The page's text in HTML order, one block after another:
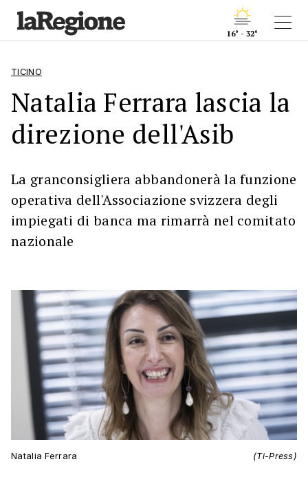
16° - 32°
TICINO
Natalia Ferrara lascia la
direzione dell'Asib
La granconsigliera abbandonerà la funzione
operativa dell'Associazione svizzera degli
impiegati di banca ma rimarrà nel comitato
nazionale
Natalia Ferrara (Ti-Press)